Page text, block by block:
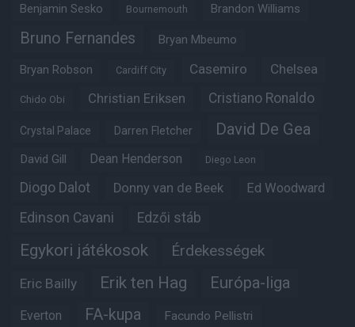
Benjamin Sesko Bournemouth Brandon Williams
Bruno Fernandes Bryan Mbeumo
Bryan Robson Cardiff City Casemiro Chelsea
Chido Obi Christian Eriksen Cristiano Ronaldo
Crystal Palace Darren Fletcher David De Gea
David Gill Dean Henderson Diego Leon
Diogo Dalot Donny van de Beek Ed Woodward
Edinson Cavani Edzői stáb
Egykori játékosok Érdekességek
Eric Bailly Erik ten Hag Európa-liga
Everton FA-kupa Facundo Pellistri